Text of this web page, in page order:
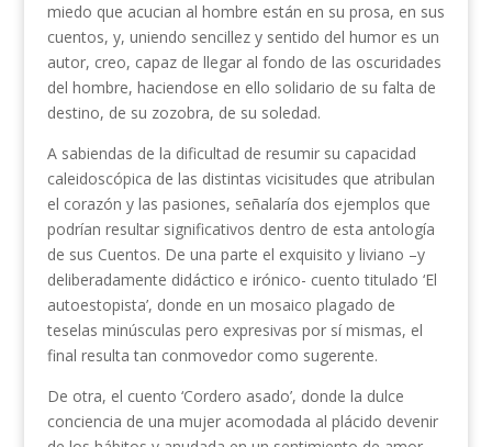
miedo que acucian al hombre están en su prosa, en sus
cuentos, y, uniendo sencillez y sentido del humor es un
autor, creo, capaz de llegar al fondo de las oscuridades
del hombre, haciendose en ello solidario de su falta de
destino, de su zozobra, de su soledad.
A sabiendas de la dificultad de resumir su capacidad
caleidoscópica de las distintas vicisitudes que atribulan
el corazón y las pasiones, señalaría dos ejemplos que
podrían resultar significativos dentro de esta antología
de sus Cuentos. De una parte el exquisito y liviano –y
deliberadamente didáctico e irónico- cuento titulado ‘El
autoestopista’, donde en un mosaico plagado de
teselas minúsculas pero expresivas por sí mismas, el
final resulta tan conmovedor como sugerente.
De otra, el cuento ‘Cordero asado’, donde la dulce
conciencia de una mujer acomodada al plácido devenir